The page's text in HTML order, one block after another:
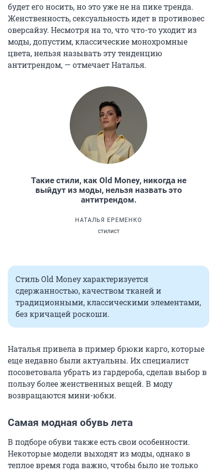
будет его носить, но это уже не на пике тренда.
Женственность, сексуальность идет в противовес
оверсайзу. Несмотря на то, что что-то уходит из
моды, допустим, классические монохромные
цвета, нельзя называть эту тенденцию
антитрендом, — отмечает Наталья.
Такие стили, как Old Money, никогда не
выйдут из моды, нельзя назвать это
антитрендом.
НАТАЛЬЯ ЕРЕМЕНКО
стилист
Стиль Old Money характеризуется
сдержанностью, качеством тканей и
традиционными, классическими элементами,
без кричащей роскоши.
Наталья привела в пример брюки карго, которые
еще недавно были актуальны. Их специалист
посоветовала убрать из гардероба, сделав выбор в
пользу более женственных вещей. В моду
возвращаются мини-юбки.
Самая модная обувь лета
В подборе обуви также есть свои особенности.
Некоторые модели выходят из моды, однако в
теплое время года важно, чтобы было не только